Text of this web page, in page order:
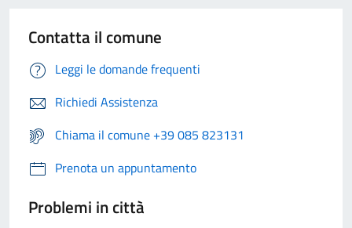
Contatta il comune
Leggi le domande frequenti
Richiedi Assistenza
Chiama il comune +39 085 823131
Prenota un appuntamento
Problemi in città